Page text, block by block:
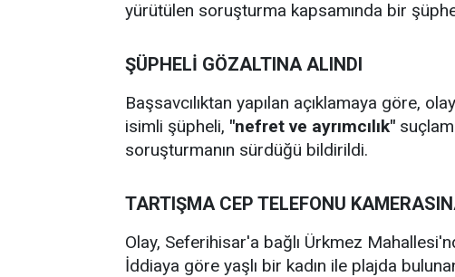
yürütülen soruşturma kapsamında bir
ŞÜPHELİ GÖZALTINA ALINDI
Başsavcılıktan yapılan açıklamaya göre,
isimli şüpheli, "nefret ve ayrımcılık"
soruşturmanın sürdüğü bildirildi.
TARTIŞMA CEP TELEFONU
Olay, Seferihisar'a bağlı Ürkmez
İddiaya göre yaşlı bir kadın ile plajda